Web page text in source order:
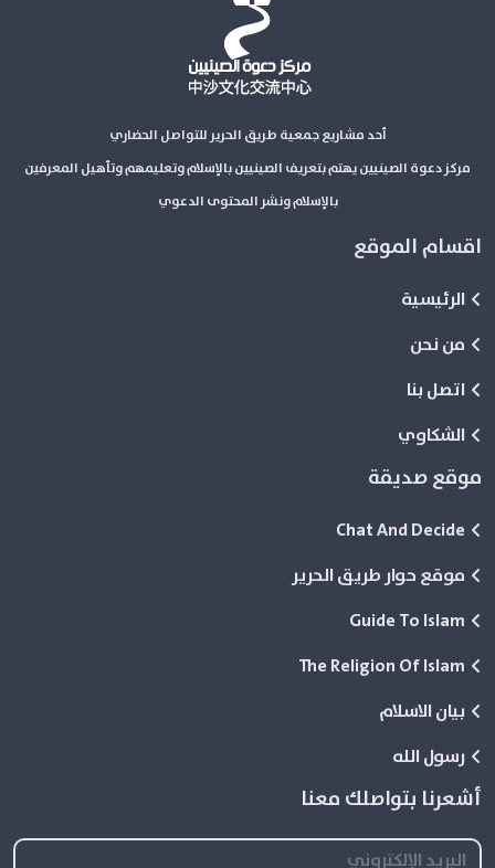
أحد مشاريع جمعية طريق الحرير للتواصل الحضاري
مركز دعوة الصينيين يهتم بتعريف الصينيين بالإسلام وتعليمهم وتأهيل المعرفين
بالإسلام ونشر المحتوى الدعوي
اقسام الموقع
الرئيسية
من نحن
اتصل بنا
الشكاوي
موقع صديقة
Chat And Decide
موقع حوار طريق الحرير
Guide To Islam
The Religion Of Islam
بيان الاسلام
رسول الله
أشعرنا بتواصلك معنا